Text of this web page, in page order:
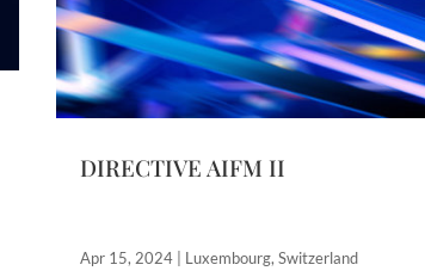
DIRECTIVE AIFM II
Apr 15, 2024| Luxembourg, Switzerland